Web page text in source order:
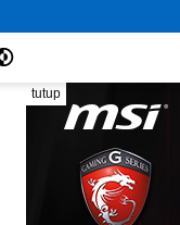
tutup